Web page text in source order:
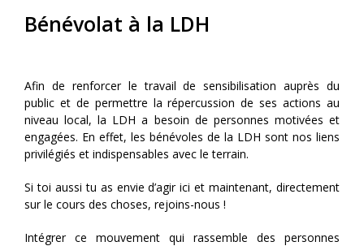
Bénévolat à la LDH
Afin de renforcer le travail de sensibilisation auprès du
public et de permettre la répercussion de ses actions au
niveau local, la LDH a besoin de personnes motivées et
engagées. En effet, les bénévoles de la LDH sont nos liens
privilégiés et indispensables avec le terrain.
Si toi aussi tu as envie d’agir ici et maintenant, directement
sur le cours des choses, rejoins-nous !
Intégrer ce mouvement qui rassemble des personnes